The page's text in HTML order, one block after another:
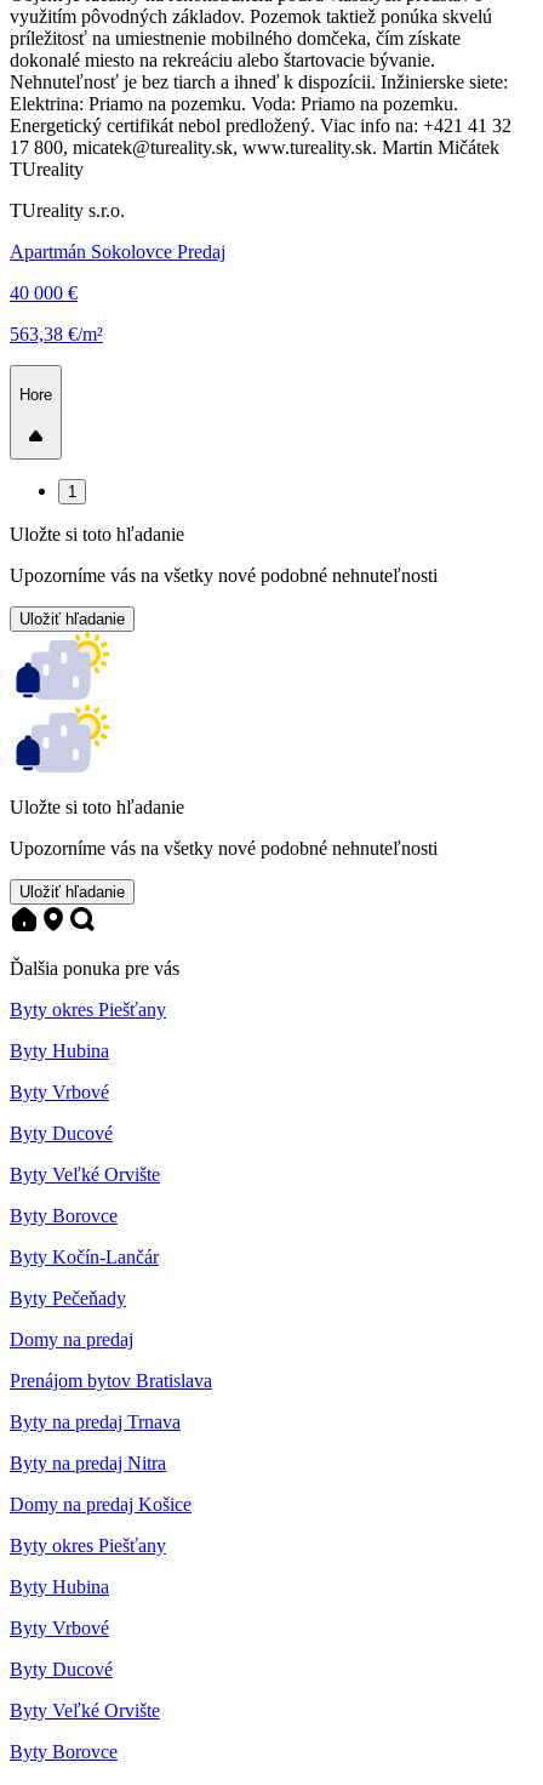
využitím pôvodných základov. Pozemok taktiež ponúka skvelú
príležitosť na umiestnenie mobilného domčeka, čím získate
dokonalé miesto na rekreáciu alebo štartovacie bývanie.
Nehnuteľnosť je bez tiarch a ihneď k dispozícii. Inžinierske siete:
Elektrina: Priamo na pozemku. Voda: Priamo na pozemku.
Energetický certifikát nebol predložený. Viac info na: +421 41 32
17 800, micatek@tureality.sk, www.tureality.sk. Martin Mičátek
TUreality
TUreality s.r.o.
Apartmán Sokolovce Predaj
40 000 €
563,38 €/m²
Hore
1
Uložte si toto hľadanie
Upozorníme vás na všetky nové podobné nehnuteľnosti
Uložiť hľadanie
Uložte si toto hľadanie
Upozorníme vás na všetky nové podobné nehnuteľnosti
Uložiť hľadanie
Ďalšia ponuka pre vás
Byty okres Piešťany
Byty Hubina
Byty Vrbové
Byty Ducové
Byty Veľké Orvište
Byty Borovce
Byty Kočín-Lančár
Byty Pečeňady
Domy na predaj
Prenájom bytov Bratislava
Byty na predaj Trnava
Byty na predaj Nitra
Domy na predaj Košice
Byty okres Piešťany
Byty Hubina
Byty Vrbové
Byty Ducové
Byty Veľké Orvište
Byty Borovce